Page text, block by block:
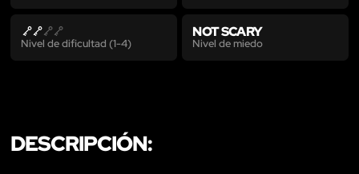
Nivel de dificultad (1-4)
NOT SCARY
Nivel de miedo
DESCRIPCIÓN: